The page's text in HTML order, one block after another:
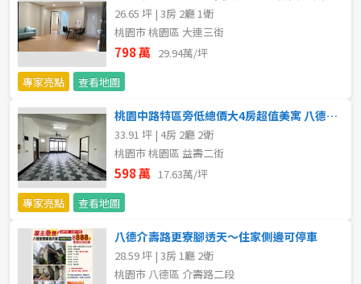
3樓 4樓
5~10樓
21樓以上
~
格局
不拘
26.65 坪 | 3房 2廳 1衛
桃園市 桃園區 大連三街
798 萬 29.94萬/坪
專家亮點
查看地圖
桃園中路特區旁低總價大4房超值美寓 八德捷運買房首選
33.91 坪 | 4房 2廳 2衛
桃園市 桃園區 益壽二街
598 萬 17.63萬/坪
專家亮點
查看地圖
八德介壽路更寮腳透天～住家側邊可停車
28.59 坪 | 3房 1廳 2衛
桃園市 八德區 介壽路二段